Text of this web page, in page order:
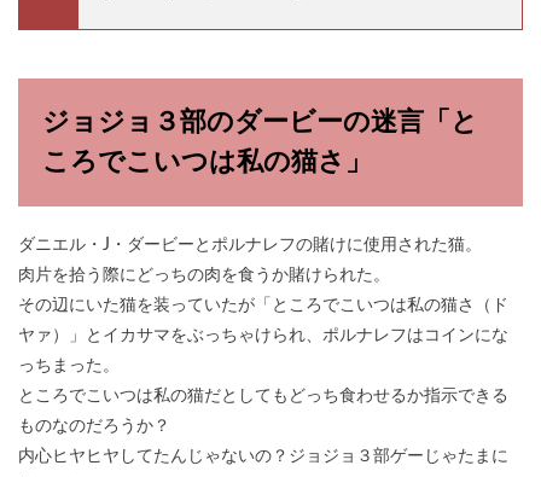
ジョジョ３部のダービーの迷言「と
ころでこいつは私の猫さ」
ダニエル・J・ダービーとポルナレフの賭けに使用された猫。
肉片を拾う際にどっちの肉を食うか賭けられた。
その辺にいた猫を装っていたが「ところでこいつは私の猫さ（ド
ヤァ）」とイカサマをぶっちゃけられ、ポルナレフはコインにな
っちまった。
ところでこいつは私の猫だとしてもどっち食わせるか指示できる
ものなのだろうか？
内心ヒヤヒヤしてたんじゃないの？ジョジョ３部ゲーじゃたまに